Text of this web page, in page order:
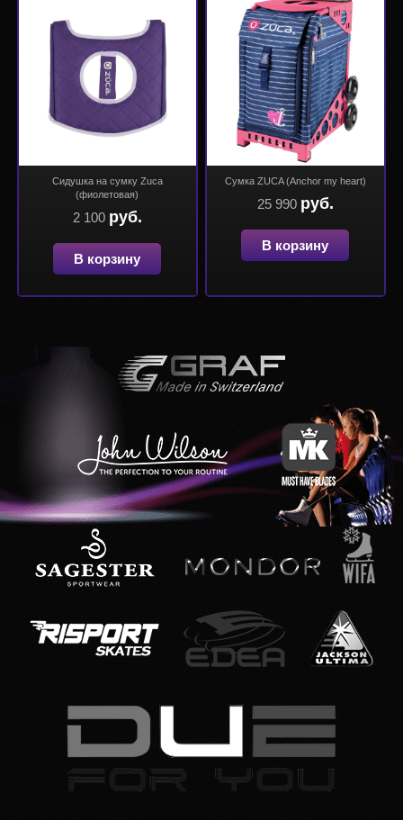
Сидушка на сумку Zuca
(фиолетовая)
2 100 руб.
В корзину
Сумка ZUCA (Anchor my heart)
25 990 руб.
В корзину